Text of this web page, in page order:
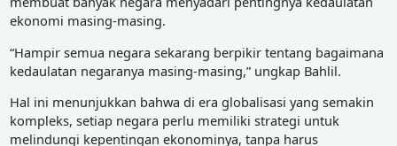
ekonomi masing-masing.
“Hampir semua negara sekarang berpikir tentang bagaimana
kedaulatan negaranya masing-masing,” ungkap Bahlil.
Hal ini menunjukkan bahwa di era globalisasi yang semakin
kompleks, setiap negara perlu memiliki strategi untuk
melindungi kepentingan ekonominya, tanpa harus